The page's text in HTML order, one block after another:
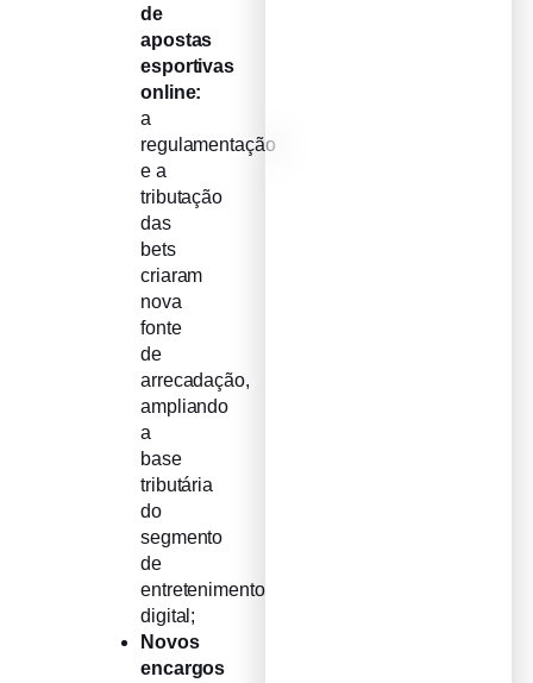
de
apostas
esportivas
online:
a
regulamentação
e a
tributação
das
bets
criaram
nova
fonte
de
arrecadação,
ampliando
a
base
tributária
do
segmento
de
entretenimento
digital;
Novos
encargos